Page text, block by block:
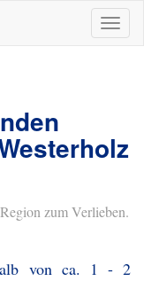
ein-/
zum Verlieben.
von ca. 1 - 2